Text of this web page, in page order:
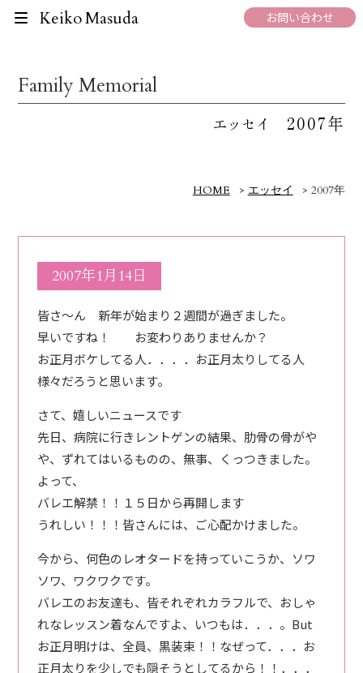
Keiko Masuda お問い合わせ
Family Memorial
エッセイ 2007年
HOME > エッセイ > 2007年
2007年1月14日
皆さ～ん 新年が始まり２週間が過ぎました。
早いですね！ お変わりありませんか？
お正月ボケしてる人．．．．お正月太りしてる人
様々だろうと思います。
さて、嬉しいニュースです
先日、病院に行きレントゲンの結果、肋骨の骨がや
や、ずれてはいるものの、無事、くっつきました。
よって、
バレエ解禁！！１５日から再開します
うれしい！！！皆さんには、ご心配かけました。
今から、何色のレオタードを持っていこうか、ソワ
ソワ、ワクワクです。
バレエのお友達も、皆それぞれカラフルで、おしゃ
れなレッスン着なんですよ、いつもは．．．。But
お正月明けは、全員、黒装束！！なぜって．．．お
正月太りを少しでも隠そうとしてるから！！．．．